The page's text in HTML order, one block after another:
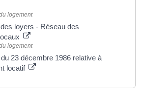
logement
loyers - Réseau des
logement
23 décembre 1986 relative à
locatif